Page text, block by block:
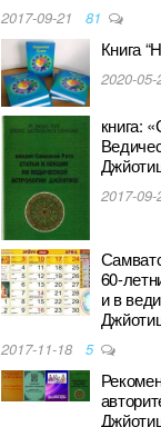
2017-09-21 81
Книга
2020-
книга:
2017-09-
60-
и в
2017-11-18 5